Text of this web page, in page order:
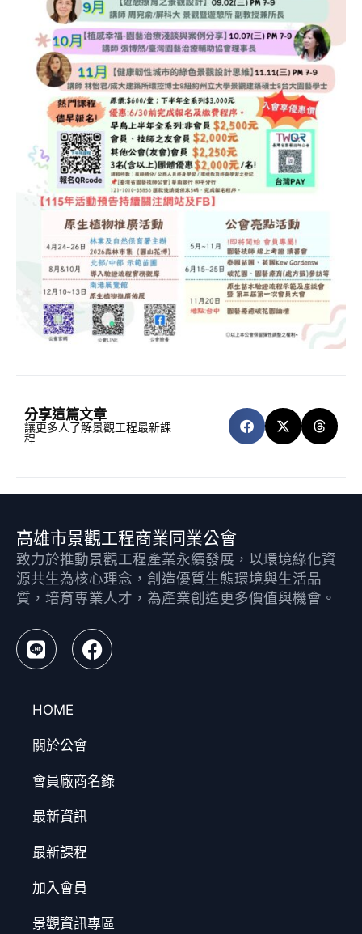
分享這篇文章
讓更多人了解景觀工程最新課
程
高雄市景觀工程商業同業公會
致力於推動景觀工程產業永續發展，以環境綠化資
源共生為核心理念，創造優質生態環境與生活品
質，培育專業人才，為產業創造更多價值與機會。
HOME
關於公會
會員廠商名錄
最新資訊
最新課程
加入會員
景觀資訊專區